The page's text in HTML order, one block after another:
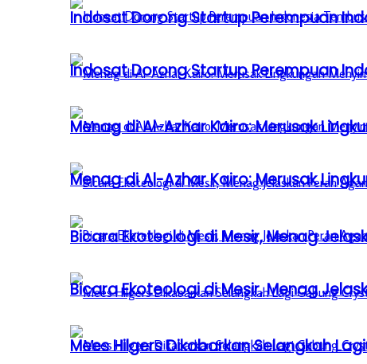
Indosat Dorong Startup Perempuan
Menag di Al-Azhar Kairo: Merusak
Bicara Ekoteologi di Mesir, Menag
Mees Hilgers Dikabarkan Selangkah
Indosat Dorong Startup Perempuan
Menag di Al-Azhar Kairo: Merusak
Bicara Ekoteologi di Mesir, Menag